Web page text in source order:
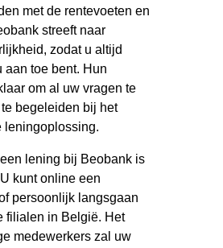
met de rentevoeten en
streeft naar
zodat u altijd
aan toe bent. Hun
om al uw vragen te
begeleiden bij het
leningoplossing.
lening bij Beobank is
kunt online een
persoonlijk langsgaan
filialen in België. Het
medewerkers zal uw